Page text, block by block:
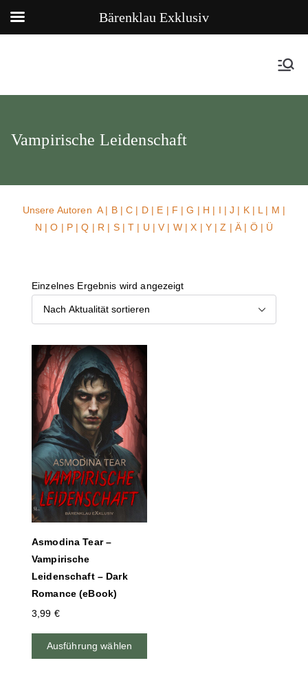
Vampirische Leidenschaft
Unsere AutorenA| B|C | D| E | F |G | H | I |J | K| L | M |
N |O | P|Q | R | S|T | U | V | W| X | Y | Z | Ä | Ö | Ü
Einzelnes Ergebnis wird angezeigt
Asmodina Tear –
Vampirische
Leidenschaft – Dark
Romance (eBook)
3,99 €
Ausführung wählen
Bärenklau Exklusiv